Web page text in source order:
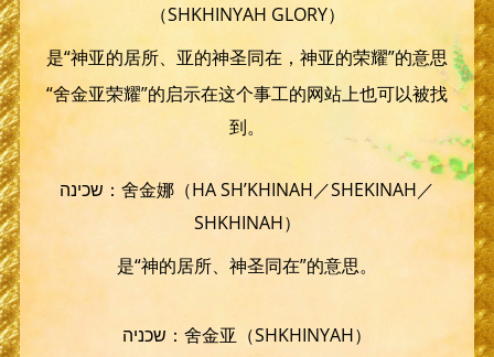
（SHKHINYAH GLORY）
是“神亚的居所、亚的神圣同在，神亚的荣耀”的意思
“舍金亚荣耀”的启示在这个事工的网站上也可以被找
到。
שכינה：舍金娜（HA SH’KHINAH／SHEKINAH／
SHKHINAH）
是“神的居所、神圣同在”的意思。
שכניה：舍金亚（SHKHINYAH）